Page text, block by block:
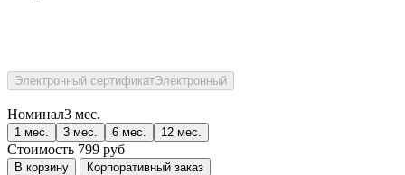
Электронный сертификатЭлектронный
Номинал3 мес.
1 мес. 3 мес. 6 мес. 12 мес.
Стоимость 799 руб
В корзину
Корпоративный заказ